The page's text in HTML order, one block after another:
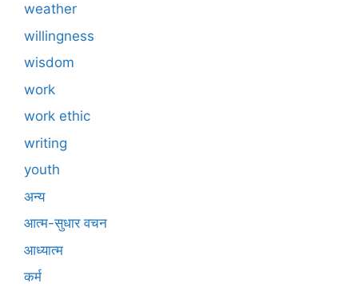
weather
willingness
wisdom
work
work ethic
writing
youth
अन्य
आत्म-सुधार वचन
आध्यात्म
कर्म